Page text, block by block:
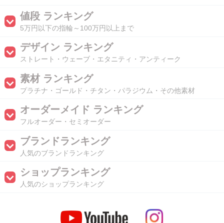
値段 ランキング
5万円以下の指輪～100万円以上まで
デザイン ランキング
ストレート・ウェーブ・エタニティ・アンティーク
素材 ランキング
プラチナ・ゴールド・チタン・パラジウム・その他素材
オーダーメイド ランキング
フルオーダー・セミオーダー
ブランドランキング
人気のブランドランキング
ショップランキング
人気のショップランキング